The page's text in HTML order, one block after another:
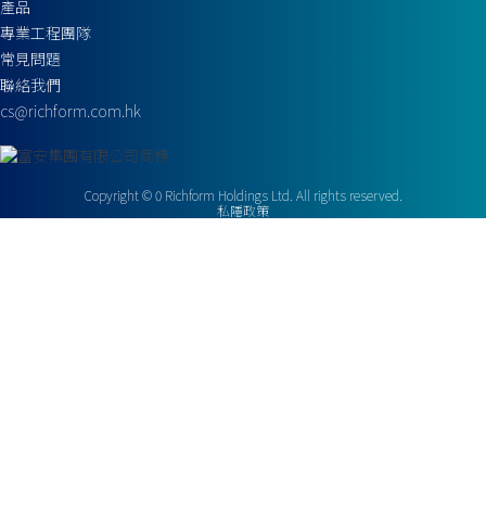
產品
專業工程團隊
常見問題
聯絡我們
cs@richform.com.hk
Copyright ©0Richform Holdings Ltd. All rights reserved.
私隱政策